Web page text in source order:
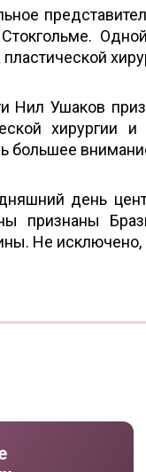
Нил Ушаков
хирургии
большее
день
признаны
Не исключено,